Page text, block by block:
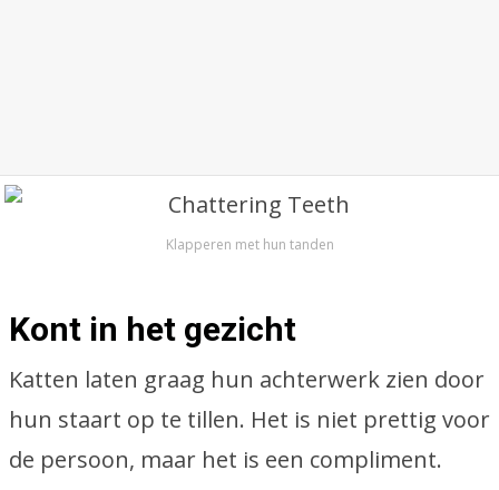
Klapperen met hun tanden
Kont in het gezicht
Katten laten graag hun achterwerk zien door
hun staart op te tillen. Het is niet prettig voor
de persoon, maar het is een compliment.